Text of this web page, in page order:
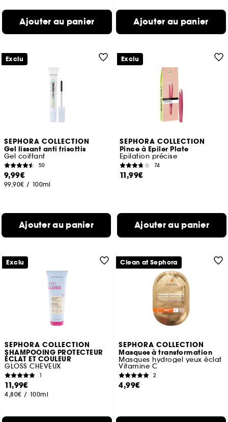
Ajouter au panier Ajouter au panier
SEPHORA COLLECTION
Gel lissant anti frisottis
Gel coiffant
50
9,99€
99,90€ / 100ml
Ajouter au panier
Exclu
SEPHORA COLLECTION
Pince à Epiler Plate
Epilation précise
74
11,99€
Ajouter au panier
Exclu
SEPHORA COLLECTION
SHAMPOOING PROTECTEUR
ÉCLAT ET COULEUR
GLOSS CHEVEUX
1
11,99€
4,80€ / 100ml
Exclu
SEPHORA COLLECTION
Masques à transformation
Masques hydrogel yeux éclat
Vitamine C
2
4,99€
Clean at Sephora